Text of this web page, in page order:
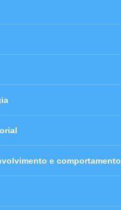
e comportamento